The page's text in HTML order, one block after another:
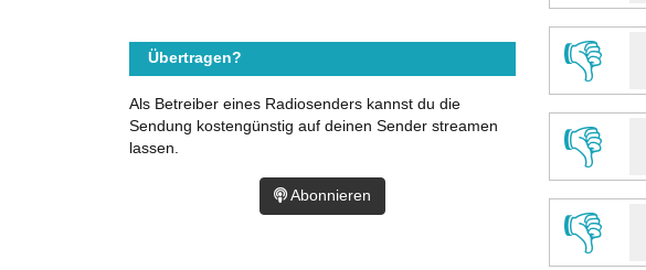
👎
👎
👎
Übertragen?
Als Betreiber eines Radiosenders kannst du die
Sendung kostengünstig auf deinen Sender streamen
lassen.
Abonnieren